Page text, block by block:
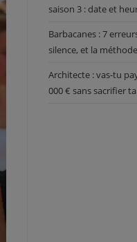
saison 3 : date et
Barbacanes : 7
silence, et la
Architecte : vas-tu
000 € sans sacrifier